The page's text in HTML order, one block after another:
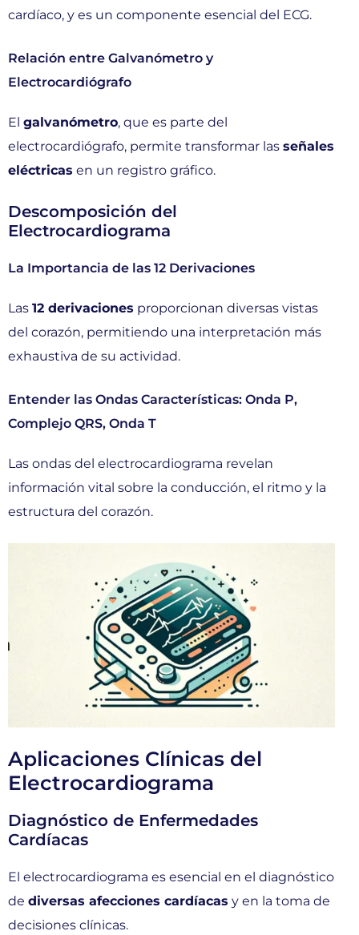
cardíaco, y es un componente esencial del ECG.
Relación entre Galvanómetro y
Electrocardiógrafo
El galvanómetro, que es parte del
electrocardiógrafo, permite transformar las señales
eléctricas en un registro gráfico.
Descomposición del
Electrocardiograma
La Importancia de las 12 Derivaciones
Las 12 derivaciones proporcionan diversas vistas
del corazón, permitiendo una interpretación más
exhaustiva de su actividad.
Entender las Ondas Características: Onda P,
Complejo QRS, Onda T
Las ondas del electrocardiograma revelan
información vital sobre la conducción, el ritmo y la
estructura del corazón.
Aplicaciones Clínicas del
Electrocardiograma
Diagnóstico de Enfermedades
Cardíacas
El electrocardiograma es esencial en el diagnóstico
de diversas afecciones cardíacas y en la toma de
decisiones clínicas.